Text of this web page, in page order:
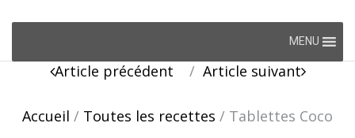
MENU
Article précédent Article suivant
Accueil / Toutes les recettes / Tablettes Coco